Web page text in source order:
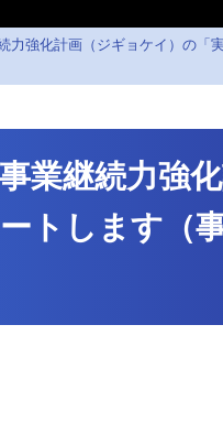
力強化計画（ジギョケイ）の
業継続力強
トします（